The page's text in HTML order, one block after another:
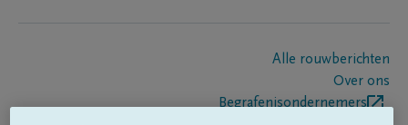
Alle rouwberichten
Over ons
Begrafenisondernemers